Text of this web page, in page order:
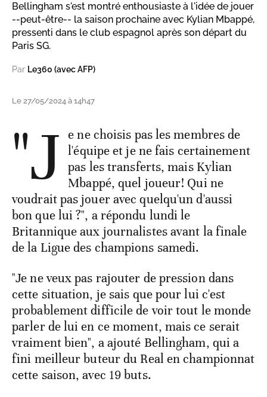
Bellingham s'est montré enthousiaste à l'idée de jouer
--peut-être-- la saison prochaine avec Kylian Mbappé,
pressenti dans le club espagnol après son départ du
Paris SG.
Par Le360 (avec AFP)
Le 27/05/2024 à 14h47
"J e ne choisis pas les membres de
l'équipe et je ne fais certainement
pas les transferts, mais Kylian
Mbappé, quel joueur! Qui ne
voudrait pas jouer avec quelqu'un d'aussi
bon que lui ?", a répondu lundi le
Britannique aux journalistes avant la finale
de la Ligue des champions samedi.
"Je ne veux pas rajouter de pression dans
cette situation, je sais que pour lui c'est
probablement difficile de voir tout le monde
parler de lui en ce moment, mais ce serait
vraiment bien", a ajouté Bellingham, qui a
fini meilleur buteur du Real en championnat
cette saison, avec 19 buts.